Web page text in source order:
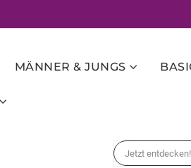
MÄNNER & JUNGS